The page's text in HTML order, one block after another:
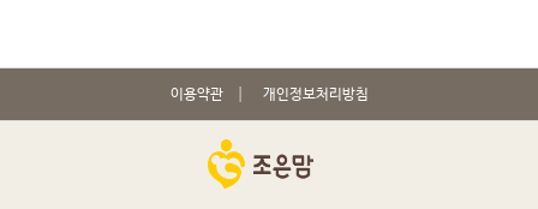
이용약관 개인정보처리방침